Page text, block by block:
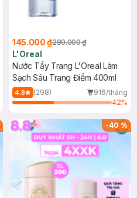
145.000 ₫289.000 ₫
L'Oreal
Nước Tẩy Trang L'Oreal Làm
Sạch Sâu Trang Điểm 400ml
4.8 (298)
916/tháng
42%
-40%